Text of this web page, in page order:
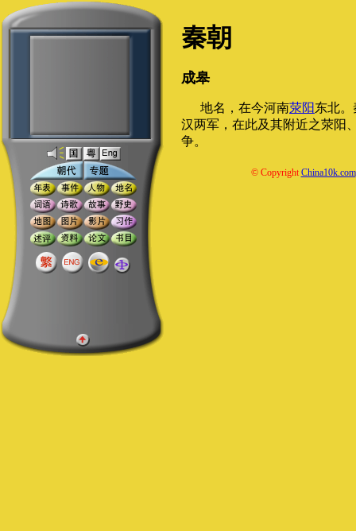
秦朝
成皋
地名，在今河南荥阳东北
汉两军，在此及其附近之荥阳
争。
© CopyrightChina10k.com